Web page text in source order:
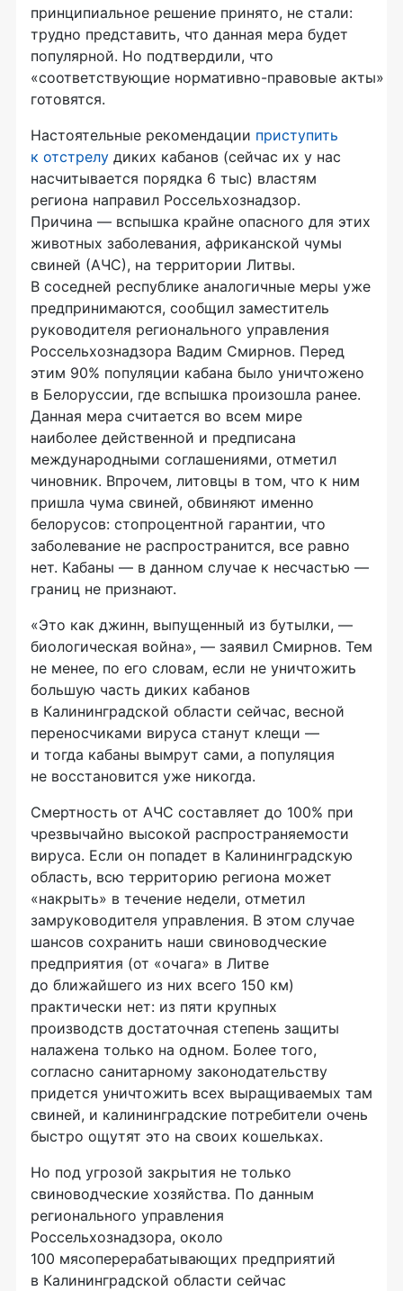
принципиальное решение принято, не стали:
трудно представить, что данная мера будет
популярной. Но подтвердили, что
«соответствующие нормативно-правовые акты»
готовятся.
Настоятельные рекомендации приступить
к отстрелу диких кабанов (сейчас их у нас
насчитывается порядка 6 тыс) властям
региона направил Россельхознадзор.
Причина — вспышка крайне опасного для этих
животных заболевания, африканской чумы
свиней (АЧС), на территории Литвы.
В соседней республике аналогичные меры уже
предпринимаются, сообщил заместитель
руководителя регионального управления
Россельхознадзора Вадим Смирнов. Перед
этим 90% популяции кабана было уничтожено
в Белоруссии, где вспышка произошла ранее.
Данная мера считается во всем мире
наиболее действенной и предписана
международными соглашениями, отметил
чиновник. Впрочем, литовцы в том, что к ним
пришла чума свиней, обвиняют именно
белорусов: стопроцентной гарантии, что
заболевание не распространится, все равно
нет. Кабаны — в данном случае к несчастью —
границ не признают.
«Это как джинн, выпущенный из бутылки, —
биологическая война», — заявил Смирнов. Тем
не менее, по его словам, если не уничтожить
большую часть диких кабанов
в Калининградской области сейчас, весной
переносчиками вируса станут клещи —
и тогда кабаны вымрут сами, а популяция
не восстановится уже никогда.
Смертность от АЧС составляет до 100% при
чрезвычайно высокой распространяемости
вируса. Если он попадет в Калининградскую
область, всю территорию региона может
«накрыть» в течение недели, отметил
замруководителя управления. В этом случае
шансов сохранить наши свиноводческие
предприятия (от «очага» в Литве
до ближайшего из них всего 150 км)
практически нет: из пяти крупных
производств достаточная степень защиты
налажена только на одном. Более того,
согласно санитарному законодательству
придется уничтожить всех выращиваемых там
свиней, и калининградские потребители очень
быстро ощутят это на своих кошельках.
Но под угрозой закрытия не только
свиноводческие хозяйства. По данным
регионального управления
Россельхознадзора, около
100 мясоперерабатывающих предприятий
в Калининградской области сейчас